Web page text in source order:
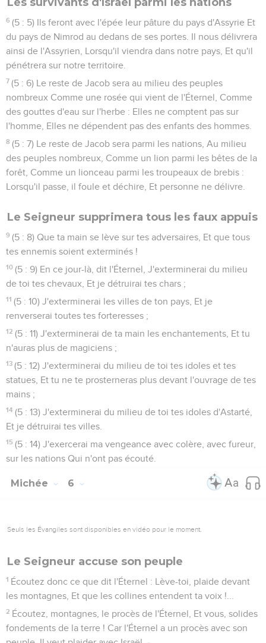
6 (5 : 5) Ils feront avec l'épée leur pâture du pays d'Assyrie Et
du pays de Nimrod au dedans de ses portes. Il nous délivrera
ainsi de l'Assyrien, Lorsqu'il viendra dans notre pays, Et qu'il
pénétrera sur notre territoire.
7 (5 : 6) Le reste de Jacob sera au milieu des peuples
nombreux Comme une rosée qui vient de l'Éternel, Comme
des gouttes d'eau sur l'herbe : Elles ne comptent pas sur
l'homme, Elles ne dépendent pas des enfants des hommes.
8 (5 : 7) Le reste de Jacob sera parmi les nations, Au milieu
des peuples nombreux, Comme un lion parmi les bêtes de la
forêt, Comme un lionceau parmi les troupeaux de brebis :
Lorsqu'il passe, il foule et déchire, Et personne ne délivre.
Le Seigneur supprimera tous les faux appuis
9 (5 : 8) Que ta main se lève sur tes adversaires, Et que tous
tes ennemis soient exterminés !
10 (5 : 9) En ce jour-là, dit l'Éternel, J'exterminerai du milieu
de toi tes chevaux, Et je détruirai tes chars ;
11 (5 : 10) J'exterminerai les villes de ton pays, Et je
renverserai toutes tes forteresses ;
12 (5 : 11) J'exterminerai de ta main les enchantements, Et tu
n'auras plus de magiciens ;
13 (5 : 12) J'exterminerai du milieu de toi tes idoles et tes
statues, Et tu ne te prosterneras plus devant l'ouvrage de tes
mains ;
14 (5 : 13) J'exterminerai du milieu de toi tes idoles d'Astarté,
Et je détruirai tes villes.
15 (5 : 14) J'exercerai ma vengeance avec colère, avec fureur,
sur les nations Qui n'ont pas écouté.
Michée 6
Seuls les Évangiles sont disponibles en vidéo pour le moment.
Le Seigneur accuse son peuple
1 Écoutez donc ce que dit l'Éternel : Lève-toi, plaide devant
les montagnes, Et que les collines entendent ta voix !...
2 Écoutez, montagnes, le procès de l'Éternel, Et vous, solides
fondements de la terre ! Car l'Éternel a un procès avec son